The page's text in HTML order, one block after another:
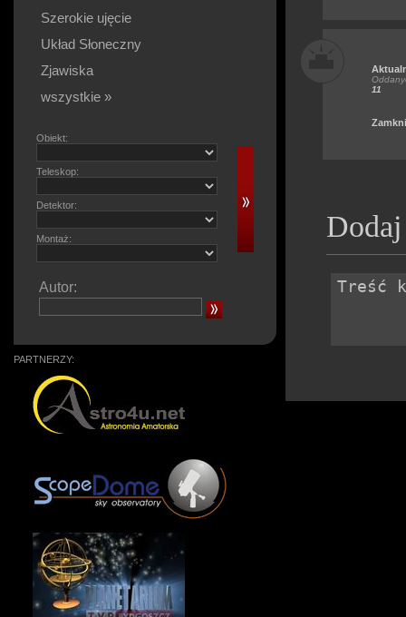
Szerokie ujęcie
Układ Słoneczny
Zjawiska
wszystkie »
Obiekt:
Teleskop:
Detektor:
Montaż:
Autor:
PARTNERZY:
11